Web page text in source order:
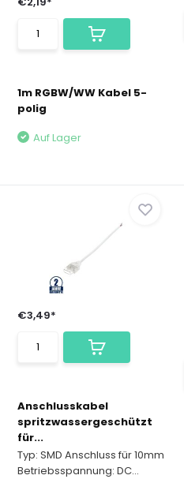
1m RGBW/WW Kabel 5-
polig
Auf Lager
€3,49*
Anschlusskabel
spritzwassergeschützt
für...
Typ: SMD Anschluss für 10mm
Betriebsspannung: DC...